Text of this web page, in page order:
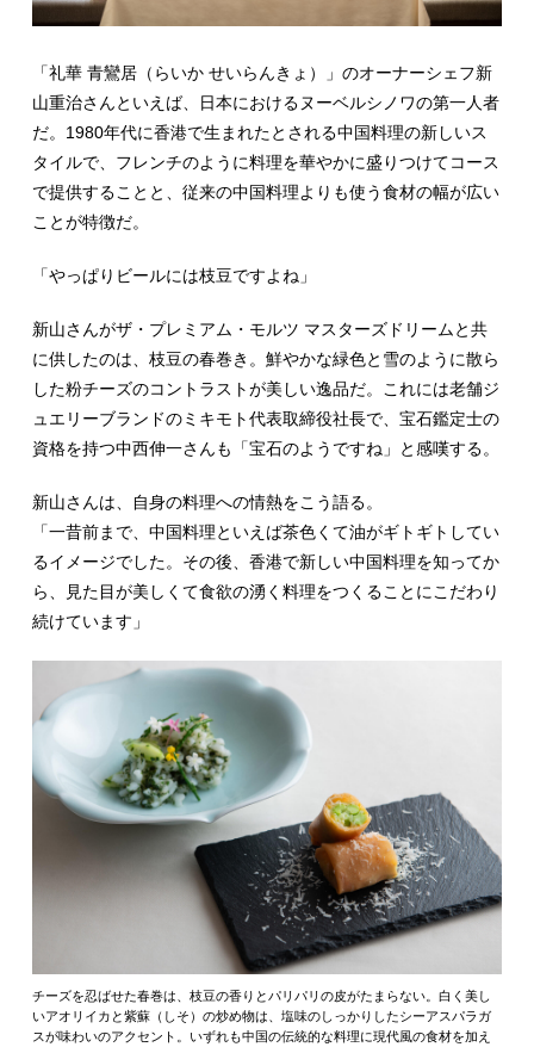
「礼華 青鸞居（らいか せいらんきょ）」のオーナーシェフ新
山重治さんといえば、日本におけるヌーベルシノワの第一人者
だ。1980年代に香港で生まれたとされる中国料理の新しいス
タイルで、フレンチのように料理を華やかに盛りつけてコース
で提供することと、従来の中国料理よりも使う食材の幅が広い
ことが特徴だ。
「やっぱりビールには枝豆ですよね」
新山さんがザ・プレミアム・モルツ マスターズドリームと共
に供したのは、枝豆の春巻き。鮮やかな緑色と雪のように散ら
した粉チーズのコントラストが美しい逸品だ。これには老舗ジ
ュエリーブランドのミキモト代表取締役社長で、宝石鑑定士の
資格を持つ中西伸一さんも「宝石のようですね」と感嘆する。
新山さんは、自身の料理への情熱をこう語る。
「一昔前まで、中国料理といえば茶色くて油がギトギトしてい
るイメージでした。その後、香港で新しい中国料理を知ってか
ら、見た目が美しくて食欲の湧く料理をつくることにこだわり
続けています」
チーズを忍ばせた春巻は、枝豆の香りとパリパリの皮がたまらない。白く美し
いアオリイカと紫蘇（しそ）の炒め物は、塩味のしっかりしたシーアスパラガ
スが味わいのアクセント。いずれも中国の伝統的な料理に現代風の食材を加え